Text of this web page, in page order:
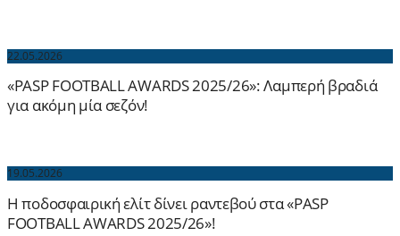
22.05.2026
«PASP FOOTBALL AWARDS 2025/26»: Λαμπερή βραδιά
για ακόμη μία σεζόν!
19.05.2026
Η ποδοσφαιρική ελίτ δίνει ραντεβού στα «PASP
FOOTBALL AWARDS 2025/26»!